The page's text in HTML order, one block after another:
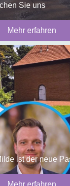
Sie uns
Mehr erfahren
ist der neue
Mehr erfahren